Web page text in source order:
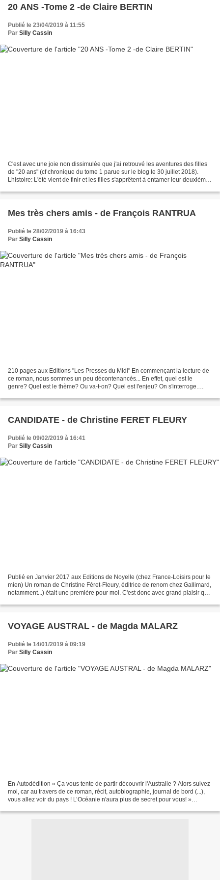
20 ANS -Tome 2 -de Claire BERTIN
Publié le 23/04/2019 à 11:55
Par Silly Cassin
C'est avec une joie non dissimulée que j'ai retrouvé les aventures des filles
de "20 ans" (cf chronique du tome 1 parue sur le blog le 30 juillet 2018).
Lhistoire: L'été vient de finir et les filles s'apprêtent à entamer leur deuxième
Mes très chers amis - de François RANTRUA
Publié le 28/02/2019 à 16:43
Par Silly Cassin
210 pages aux Editions "Les Presses du Midi" En commençant la lecture de
ce roman, nous sommes un peu décontenancés... En effet, quel est le
genre? Quel est le thème? Ou va-t-on? Quel est l'enjeu? On s'interroge.
CANDIDATE - de Christine FERET FLEURY
Publié le 09/02/2019 à 16:41
Par Silly Cassin
Publié en Janvier 2017 aux Editions de Noyelle (chez France-Loisirs pour le
mien) Un roman de Christine Féret-Fleury, éditrice de renom chez Gallimard,
notamment...) était une première pour moi. C'est donc avec grand plaisir que
VOYAGE AUSTRAL - de Magda MALARZ
Publié le 14/01/2019 à 09:19
Par Silly Cassin
En Autodédition « Ça vous tente de partir découvrir l'Australie ? Alors suivez-
moi, car au travers de ce roman, récit, autobiographie, journal de bord (...),
vous allez voir du pays ! L’Océanie n'aura plus de secret pour vous! »